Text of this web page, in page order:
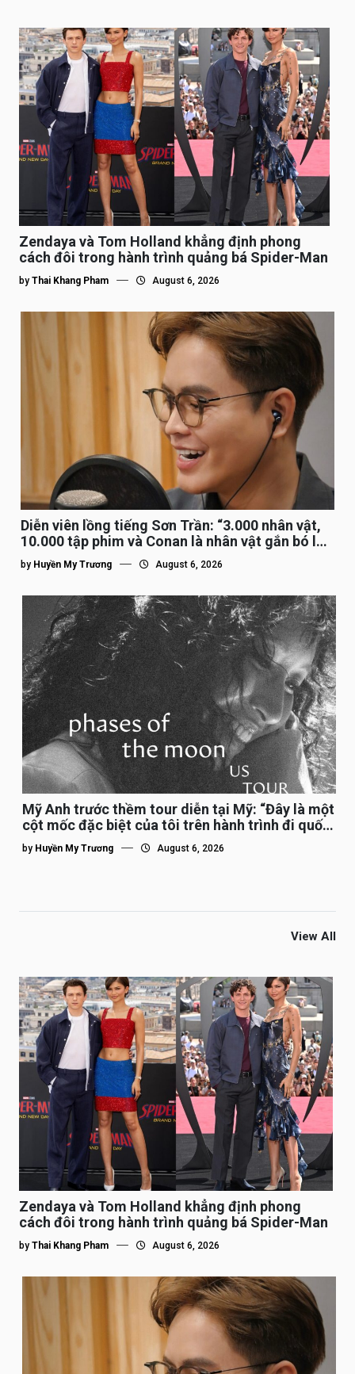
Zendaya và Tom Holland khẳng định phong
cách đôi trong hành trình quảng bá Spider-Man
by Thai Khang Pham August 6, 2026
Diễn viên lồng tiếng Sơn Trần: “3.000 nhân vật,
10.000 tập phim và Conan là nhân vật gắn bó lâu
nhất”
by Huyền My Trương August 6, 2026
Mỹ Anh trước thềm tour diễn tại Mỹ: “Đây là một
cột mốc đặc biệt của tôi trên hành trình đi quốc
tế”
by Huyền My Trương August 6, 2026
View All
Zendaya và Tom Holland khẳng định phong
cách đôi trong hành trình quảng bá Spider-Man
by Thai Khang Pham August 6, 2026